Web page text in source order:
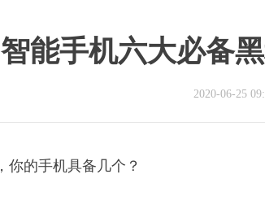
智能手机六大必备
2020-06-25